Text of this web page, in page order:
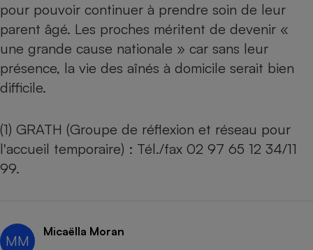
pour pouvoir continuer à prendre soin de leur
parent âgé. Les proches méritent de devenir «
une grande cause nationale » car sans leur
présence, la vie des aînés à domicile serait bien
difficile.
(1) GRATH (Groupe de réflexion et réseau pour
l'accueil temporaire) : Tél./fax 02 97 65 12 34/11
99.
MM
Micaëlla Moran